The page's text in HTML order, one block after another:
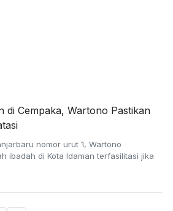
nomor urut 1, Wartono
ibadah di Kota Idaman terfasilitasi jika